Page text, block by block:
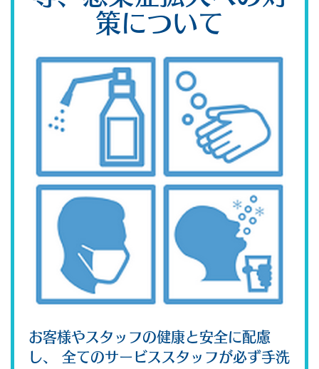
策について
お客様やスタッフの健康と安全に配慮
し、 全てのサービススタッフが必ず手洗